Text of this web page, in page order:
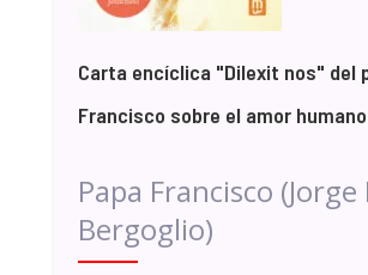
Carta encíclica "Dilexit nos" del
Francisco sobre el amor
Papa Francisco
Bergoglio)